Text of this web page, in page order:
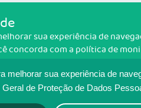
melhorar sua experiência de
de Proteção de Dados
sua experiência de
concorda com a política de
em ACEITO.